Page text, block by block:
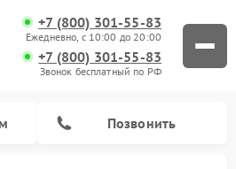
+7 (800) 301-55-83
Ежедневно, с 10:00 до 20:00
+7 (800) 301-55-83
Звонок бесплатный по РФ
Позвонить